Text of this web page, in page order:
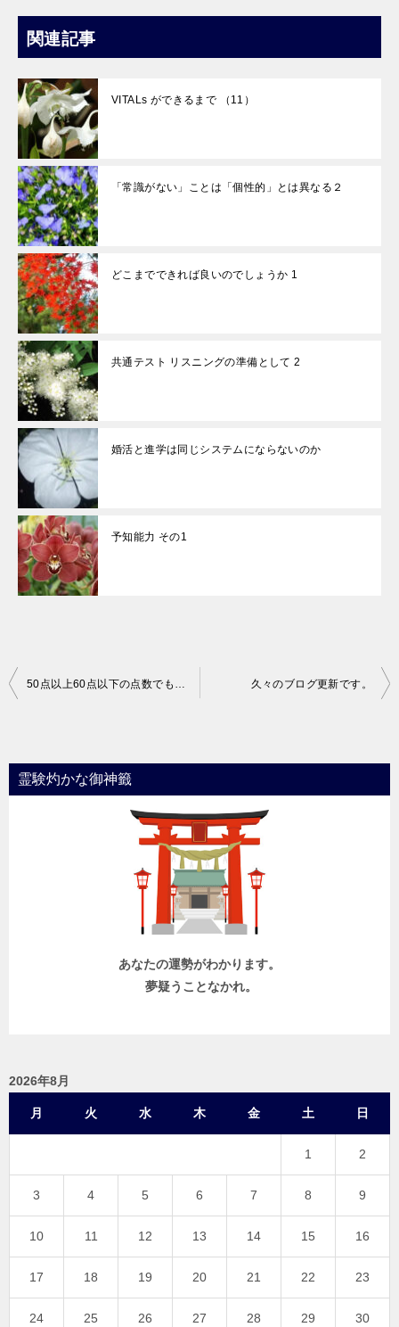
関連記事
VITALs ができるまで （11）
「常識がない」ことは「個性的」とは異なる２
どこまでできれば良いのでしょうか 1
共通テスト リスニングの準備として 2
婚活と進学は同じシステムにならないのか
予知能力 その1
投
ビ
ゲ
50点以上60点以下の点数でも評価できる場合がある 久々のブログ更新です。
霊験灼かな御神籤
あなたの運勢がわかります。
夢疑うことなかれ。
2026年8月
月 火 水 木 金 土 日
1 2
3 4 5 6 7 8 9
10 11 12 13 14 15 16
17 18 19 20 21 22 23
24 25 26 27 28 29 30